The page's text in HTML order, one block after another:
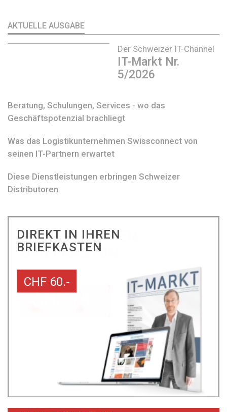
AKTUELLE AUSGABE
Der Schweizer IT-Channel
IT-Markt Nr.
5/2026
Beratung, Schulungen, Services - wo das
Geschäftspotenzial brachliegt
Was das Logistikunternehmen Swissconnect von
seinen IT-Partnern erwartet
Diese Dienstleistungen erbringen Schweizer
Distributoren
DIREKT IN IHREN
BRIEFKASTEN
CHF 60.-